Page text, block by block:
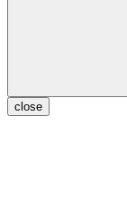
close